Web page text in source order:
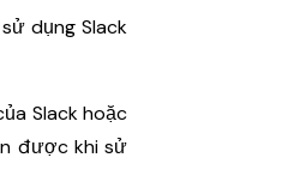
dụng Slack
Slack hoặc
được khi sử